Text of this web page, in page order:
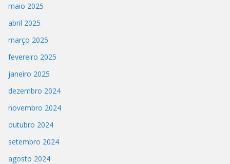
maio 2025
abril 2025
março 2025
fevereiro 2025
janeiro 2025
dezembro 2024
novembro 2024
outubro 2024
setembro 2024
agosto 2024